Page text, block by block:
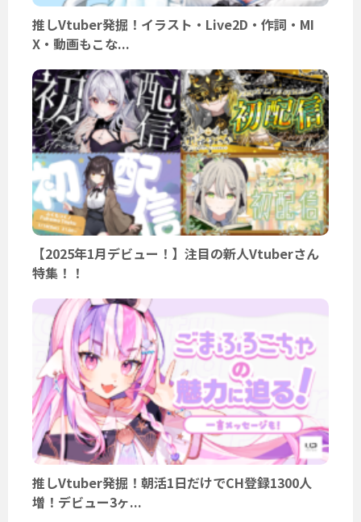
推しVtuber発掘！イラスト・Live2D・作詞・MI
X・動画もこな...
【2025年1月デビュー！】注目の新人Vtuberさん
特集！！
推しVtuber発掘！朝活1日だけでCH登録1300人
増！デビュー3ヶ...